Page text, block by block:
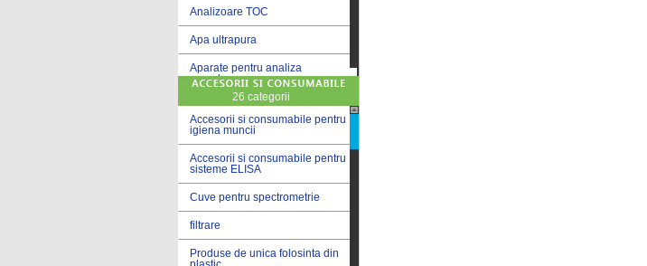
Analizoare TOC
Apa ultrapura
Aparate pentru analiza
cereale
Aparate pentru testare lacuri
si vopsele
Aparate pentru testare lapte
Autoclave
Bai de apa
Bai de apa vibrate
Bai de calibrare
26 categorii
Accesorii si consumabile pentru
igiena muncii
Accesorii si consumabile pentru
sisteme ELISA
Cuve pentru spectrometrie
filtrare
Produse de unica folosinta din